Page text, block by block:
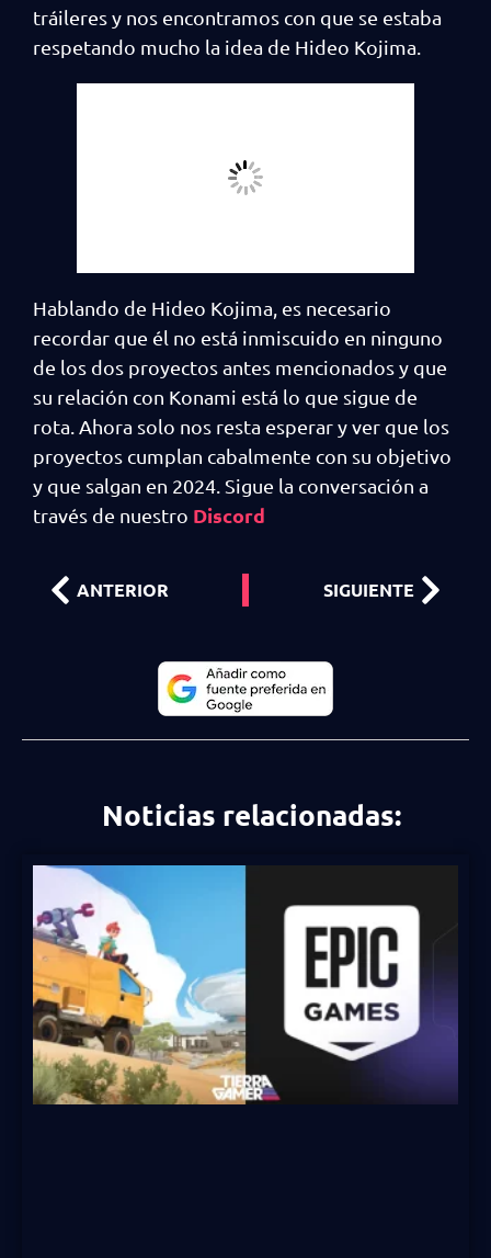
tráileres y nos encontramos con que se estaba
respetando mucho la idea de Hideo Kojima.
Hablando de Hideo Kojima, es necesario
recordar que él no está inmiscuido en ninguno
de los dos proyectos antes mencionados y que
su relación con Konami está lo que sigue de
rota. Ahora solo nos resta esperar y ver que los
proyectos cumplan cabalmente con su objetivo
y que salgan en 2024. Sigue la conversación a
través de nuestro Discord
ANTERIOR SIGUIENTE
Noticias relacionadas: